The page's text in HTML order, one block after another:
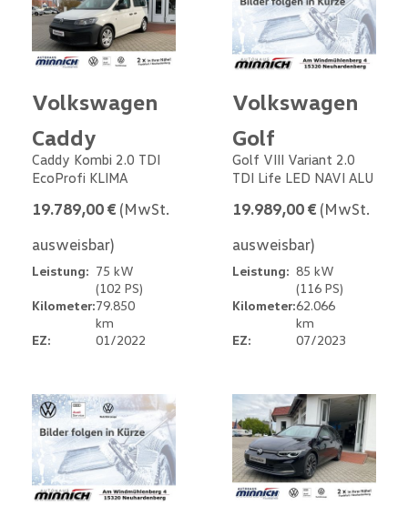
Volkswagen
Caddy
Caddy Kombi 2.0 TDI
EcoProfi KLIMA
19.789,00 € (MwSt.
ausweisbar)
Leistung: 75 kW
(102 PS)
Kilometer:79.850
km
EZ:
01/2022
Volkswagen
Golf
Golf VIII Variant 2.0
TDI Life LED NAVI ALU
19.989,00 € (MwSt.
ausweisbar)
Leistung: 85 kW
(116 PS)
Kilometer:62.066
km
EZ:
07/2023